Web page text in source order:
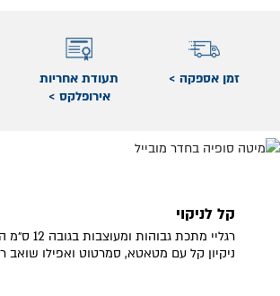
זמן אספקה >
תעודת אחריות
אירופלקס >
קל לניקוי
רגליי מתכת
ניקיון קל עם מטאטא, סמרטוט ואפילו שואב